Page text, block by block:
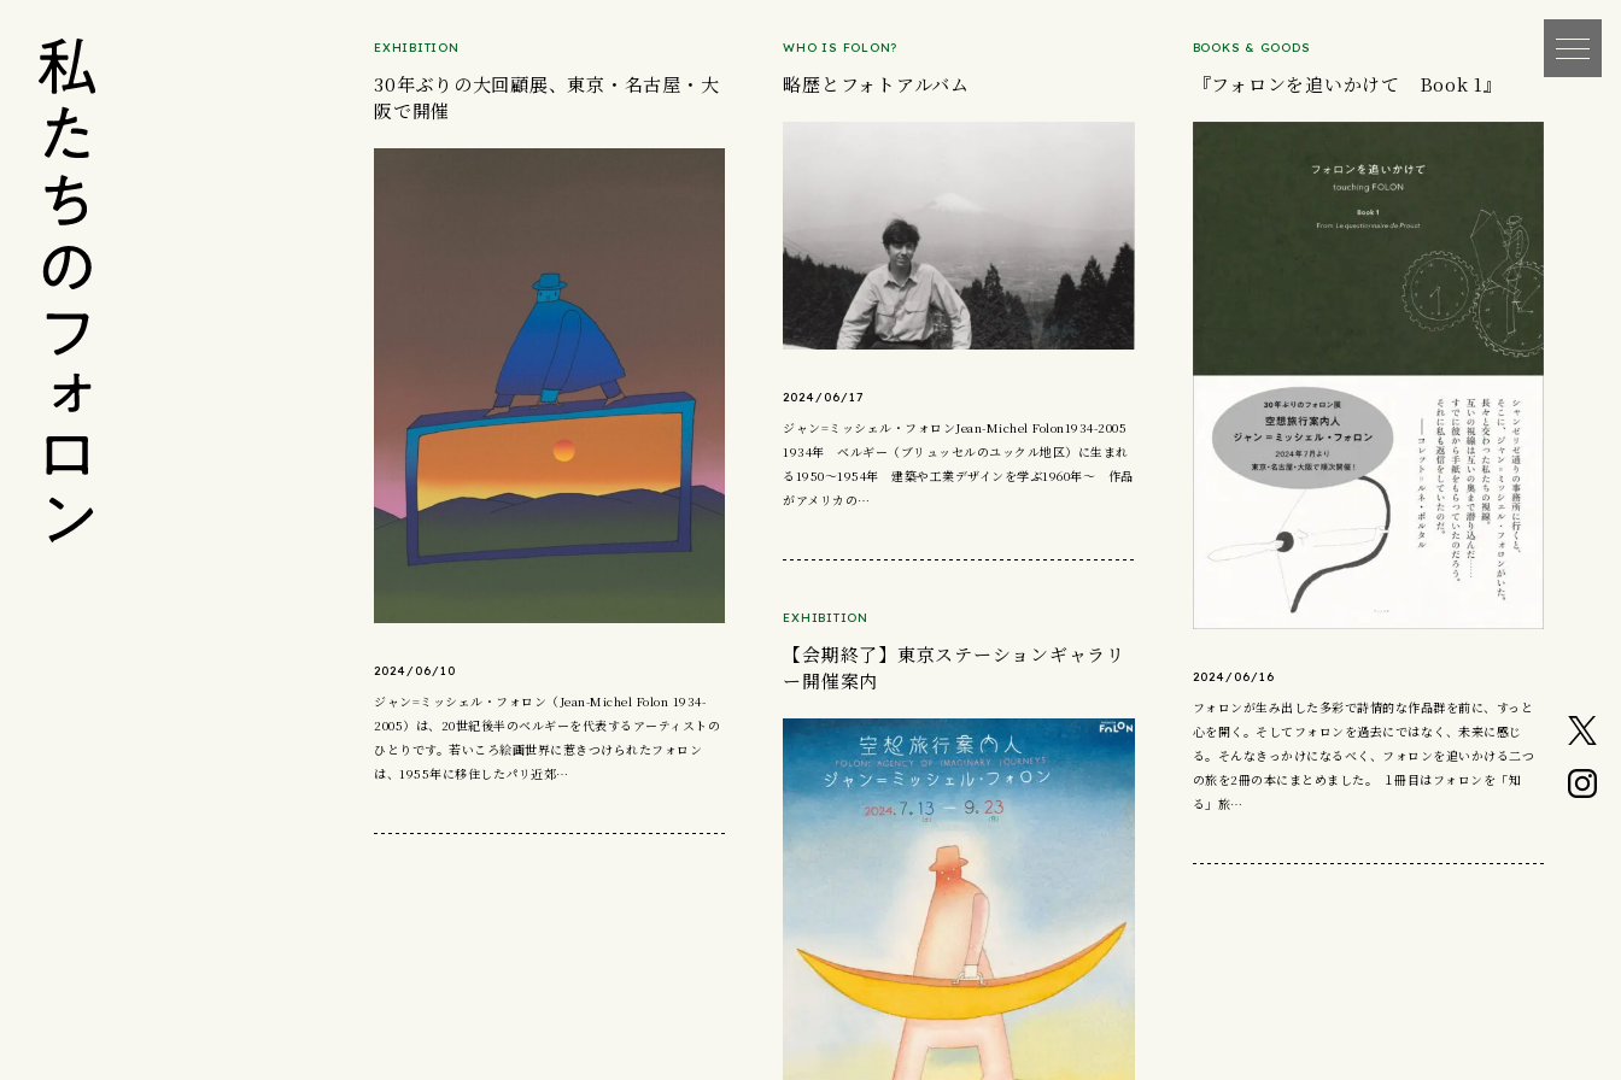
EXHIBITION
30年ぶりの大回顧展、東京・名古屋・大
阪で開催
2024/06/10
ジャン=ミッシェル・フォロン（Jean-Michel Folon 1934-
2005）は、20世紀後半のベルギーを代表するアーティストの
ひとりです。若いころ絵画世界に惹きつけられたフォロン
は、1955年に移住したパリ近郊…
WHO IS FOLON?
略歴とフォトアルバム
2024/06/17
ジャン=ミッシェル・フォロンJean-Michel Folon1934-2005
1934年​ ベルギー（ブリュッセルのユックル地区）に生まれ
る1950～1954年 建築や工業デザインを学ぶ1960年～ 作品
がアメリカの…
BOOKS & GOODS
『フォロンを追いかけて Book 1』
2024/06/16
フォロンが生み出した多彩で詩情的な作品群を前に、すっと
心を開く。そしてフォロンを過去にではなく、未来に感じ
る。そんなきっかけになるべく、フォロンを追いかける二つ
の旅を2冊の本にまとめました。 １冊目はフォロンを「知
る」旅…
EXHIBITION
【会期終了】東京ステーションギャラリ
ー開催案内